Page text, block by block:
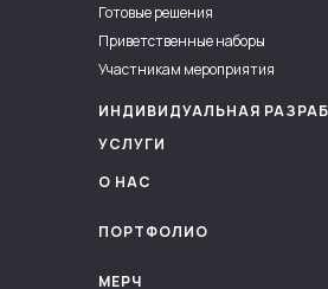
УСЛУГИ
ПОРТФОЛИО
О НАС
ИНДИВИДУАЛЬНАЯ
Готовые решения
Приветственные наборы
Участникам мероприятия
МЕРЧ